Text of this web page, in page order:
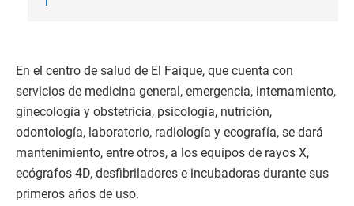
En el centro de salud de El Faique, que cuenta con
servicios de medicina general, emergencia, internamiento,
ginecología y obstetricia, psicología, nutrición,
odontología, laboratorio, radiología y ecografía, se dará
mantenimiento, entre otros, a los equipos de rayos X,
ecógrafos 4D, desfibriladores e incubadoras durante sus
primeros años de uso.